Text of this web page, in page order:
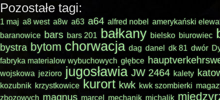
Pozostałe tagi:
1 maj a8 west a8w a63 a64 alfred nobel
amerykański
baranowice bars bars 201 bałkany bielsko biurowiec
bystra bytom chorwacja dag danel dk 81 dwór
fabryka materialow wybuchowych głębce
wojskowa jezioro jugosławia JW 2464 kalety
kozubnik krzystkowice kurort kwk kwk szombierki
zbozowych magnus marcel mechanik michalik